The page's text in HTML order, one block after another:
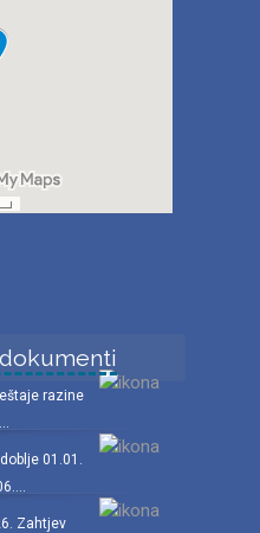
razine
01.01.
Zahtjev